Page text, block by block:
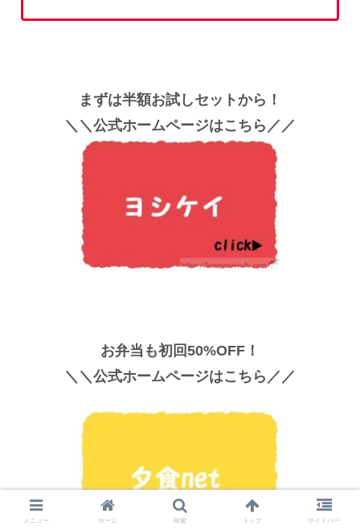
まずは半額お試しセットから！
＼＼公式ホームページはこちら／／
お弁当も初回50%OFF！
＼＼公式ホームページはこちら／／
メニュー ホーム 検索 トップ サイドバー